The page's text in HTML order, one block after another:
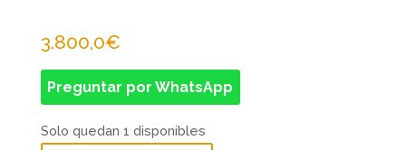
3.800,0€
Preguntar por WhatsApp
Solo quedan 1 disponibles